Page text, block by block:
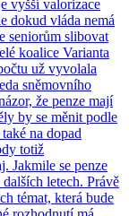
vyšší valorizace
dokud vláda nemá
seniorům slibovat
koalice Varianta
už vyvolala
sněmovního
že penze mají
by se měnit podle
na dopad
totiž
Jakmile se penze
letech. Právě
témat, která bude